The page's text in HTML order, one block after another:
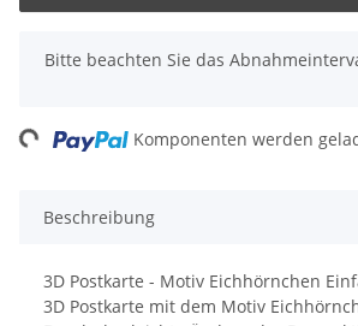
x
Bitte beachten Sie das
Komponenten werden
Beschreibung
3D Postkarte - Motiv Eichhörnchen
3D Postkarte mit dem Motiv